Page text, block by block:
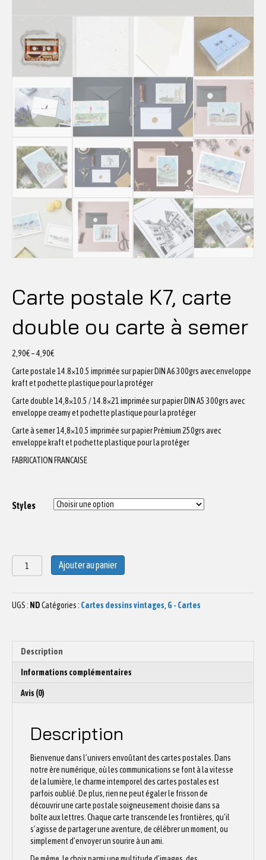
Carte postale K7, carte
double ou carte à semer
2,90€–4,90€
Carte postale 14.8×10.5 imprimée sur papier DIN A6 300grs avec enveloppe
kraft et pochette plastique pour la protéger
Carte double 14,8×10.5 / 14.8×21 imprimée sur papier DIN A5 300grs avec
enveloppe creamy et pochette plastique pour la protéger
Carte à semer 14,8×10.5 imprimée sur papier Prémium 250grs avec
enveloppe kraft et pochette plastique pour la protéger
FABRICATION FRANCAISE
Styles
quantité
de
postale
K7,
ou
carte
Ajouter au panier
UGS : NDCatégories : Cartes dessins vintages, G - Cartes
Description
Informations complémentaires
Avis (0)
Description
Bienvenue dans l’univers envoûtant des cartes postales. Dans
notre ère numérique, où les communications se font à la vitesse
de la lumière, le charme intemporel des cartes postales est
parfois oublié. De plus, rien ne peut égaler le frisson de
découvrir une carte postale soigneusement choisie dans sa
boîte aux lettres. Chaque carte transcende les frontières, qu’il
s’agisse de partager une aventure, de célébrer un moment, ou
simplement d’envoyer un sourire à un ami.